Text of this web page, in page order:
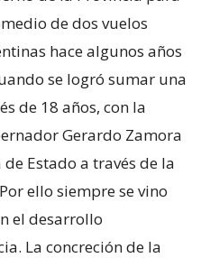
de dos vuelos
hace algunos años
se logró sumar una
de 18 años, con la
Gerardo Zamora
Estado a través de la
ello siempre se vino
el desarrollo
La concreción de la